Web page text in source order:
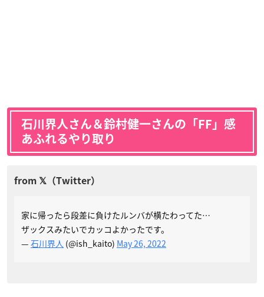
石川界人さん＆鈴村健一さんの「FF」感
あふれるやり取り
家に帰ったら段差に負けたルンバが横たわってた…
ザックスみたいでカッコよかったです。
— 石川界人 (@ish_kaito) May 26, 2022